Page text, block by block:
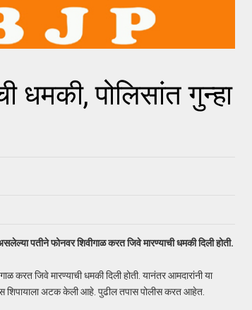
धमकी, पोलिसांत गुन्हा
पतीने फोनवर शिवीगाळ करत जिवे मारण्याची धमकी दिली होती.
करत जिवे मारण्याची धमकी दिली होती. यानंतर आमदारांनी या
शिपायाला अटक केली आहे. पुढील तपास पोलीस करत आहेत.